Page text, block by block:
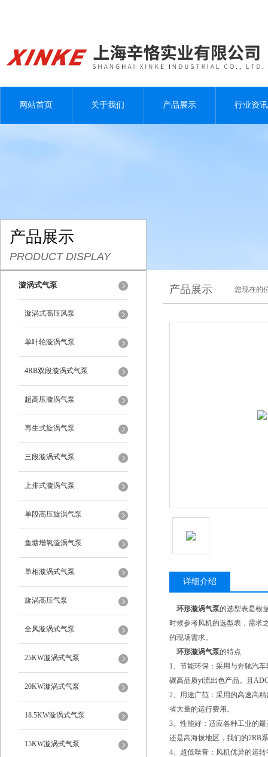
网站首页 关于我们 产品展示 行业资讯
产品展示
PRODUCT DISPLAY
漩涡式气泵
漩涡式高压风泵
单叶轮漩涡气泵
4RB双段漩涡式气泵
超高压漩涡气泵
再生式旋涡气泵
三段漩涡式气泵
上排式漩涡气泵
单段高压旋涡气泵
鱼塘增氧漩涡气泵
单相漩涡式气泵
旋涡高压气泵
全风漩涡式气泵
25KW漩涡式气泵
20KW漩涡式气泵
18.5KW漩涡式气泵
15KW漩涡式气泵
产品展示 您现在的
详细介绍
环形漩涡气泵的选型表是根
时候参考风机的选型表，需求
的现场需求。
环形漩涡气泵的特点
1、节能环保：采用与奔驰汽
碳高品质yi流出色产品。且
2、用途广范：采用的高速高
省大量的运行费用。
3、性能好：适应各种工业的
还是高海拔地区，我们的2RB
4、超低噪音：风机优异的运